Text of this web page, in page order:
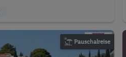
Pauschalreise